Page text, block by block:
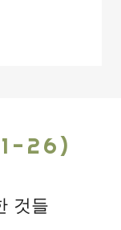
26)
것들